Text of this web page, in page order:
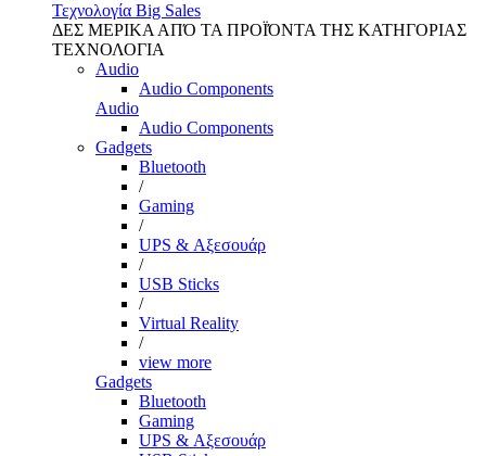
Τεχνολογία Big Sales
ΔΕΣ ΜΕΡΙΚΑ ΑΠΌ ΤΑ ΠΡΟΪΌΝΤΑ ΤΗΣ ΚΑΤΗΓΟΡΙΑΣ
ΤΕΧΝΟΛΟΓΙΑ
Audio
Audio Components
Audio
Audio Components
Gadgets
Bluetooth
/
Gaming
/
UPS & Αξεσουάρ
/
USB Sticks
/
Virtual Reality
/
view more
Gadgets
Bluetooth
Gaming
UPS & Αξεσουάρ